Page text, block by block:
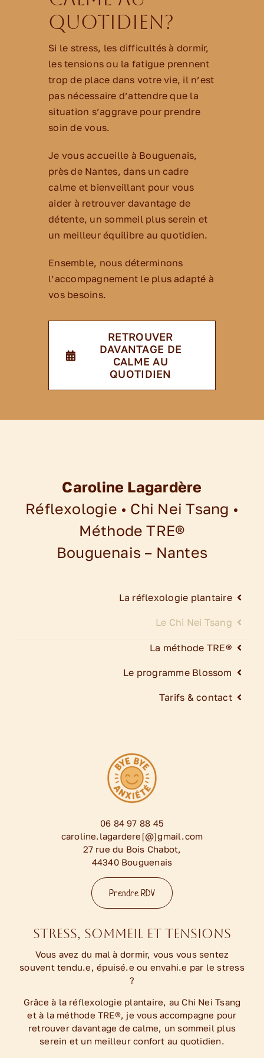
quotidien?
Si le stress, les difficultés à dormir,
les tensions ou la fatigue prennent
trop de place dans votre vie, il n’est
pas nécessaire d’attendre que la
situation s’aggrave pour prendre
soin de vous.
Je vous accueille à Bouguenais,
près de Nantes, dans un cadre
calme et bienveillant pour vous
aider à retrouver davantage de
détente, un sommeil plus serein et
un meilleur équilibre au quotidien.
Ensemble, nous déterminons
l’accompagnement le plus adapté à
vos besoins.
RETROUVER
DAVANTAGE DE
CALME AU
QUOTIDIEN
Caroline Lagardère
Réflexologie • Chi Nei Tsang •
Méthode TRE®
Bouguenais – Nantes
La réflexologie plantaire
Le Chi Nei Tsang
La méthode TRE®
Le programme Blossom
Tarifs & contact
06 84 97 88 45
caroline.lagardere[@]gmail.com
27 rue du Bois Chabot,
44340 Bouguenais
Prendre RDV
Stress, sommeil et tensions
Vous avez du mal à dormir, vous vous sentez
souvent tendu.e, épuisé.e ou envahi.e par le stress
?
Grâce à la réflexologie plantaire, au Chi Nei Tsang
et à la méthode TRE®, je vous accompagne pour
retrouver davantage de calme, un sommeil plus
serein et un meilleur confort au quotidien.